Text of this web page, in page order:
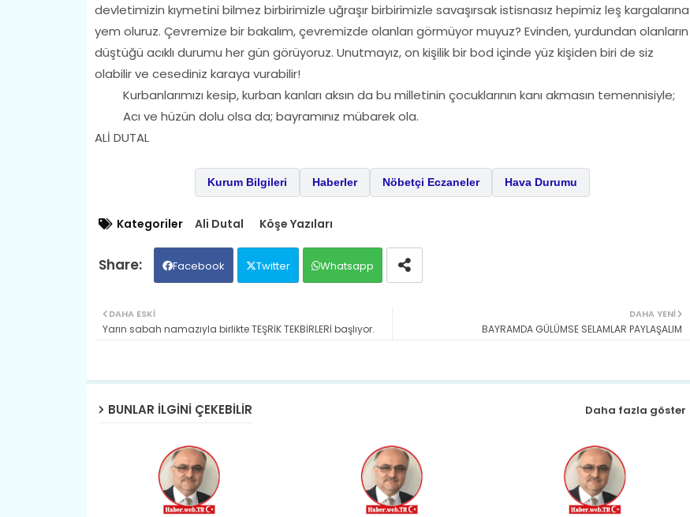
devletimizin kıymetini bilmez birbirimizle uğraşır birbirimizle savaşırsak istisnasız hepimiz leş kargalarına
yem oluruz. Çevremize bir bakalım, çevremizde olanları görmüyor muyuz? Evinden, yurdundan olanların
düştüğü acıklı durumu her gün görüyoruz. Unutmayız, on kişilik bir bod içinde yüz kişiden biri de siz
olabilir ve cesediniz karaya vurabilir!
Kurbanlarımızı kesip, kurban kanları aksın da bu milletinin çocuklarının kanı akmasın temennisiyle;
Acı ve hüzün dolu olsa da; bayramınız mübarek ola.
ALİ DUTAL
Kurum Bilgileri Haberler Nöbetçi Eczaneler Hava Durumu
Kategoriler Ali Dutal Köşe Yazıları
Facebook Twitter Whatsapp
DAHA YENI
BAYRAMDA GÜLÜMSE SELAMLAR PAYLAŞALIM
DAHA ESKI
Yarın sabah namazıyla birlikte TEŞRİK TEKBİRLERİ başlıyor.
BUNLAR ILGINI ÇEKEBILIR Daha fazla göster